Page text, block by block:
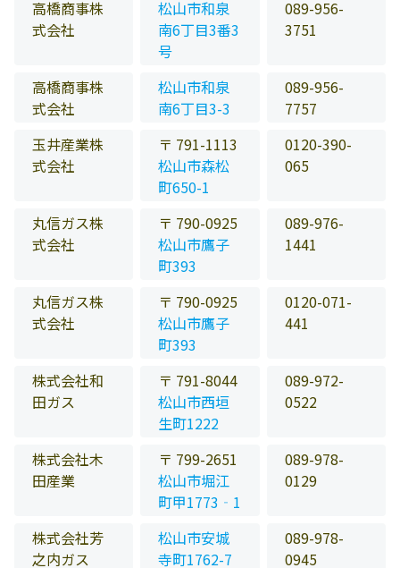
高橋商事株
式会社
松山市和泉
南6丁目3番3
号
089-956-
3751
高橋商事株
式会社
松山市和泉
南6丁目3-3
089-956-
7757
玉井産業株
式会社
〒 791-1113
松山市森松
町650-1
0120-390-
065
丸信ガス株
式会社
〒 790-0925
松山市鷹子
町393
089-976-
1441
丸信ガス株
式会社
〒 790-0925
松山市鷹子
町393
0120-071-
441
株式会社和
田ガス
〒 791-8044
松山市西垣
生町1222
089-972-
0522
株式会社木
田産業
〒 799-2651
松山市堀江
町甲1773‐1
089-978-
0129
株式会社芳
之内ガス
松山市安城
寺町1762-7
089-978-
0945